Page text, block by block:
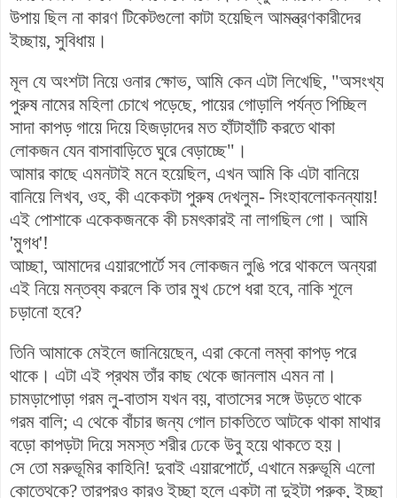
উপায় ছিল না কারণ টিকেটগুলো কাটা হয়েছিল আমন্ত্রণকারীদের
ইচ্ছায়, সুবিধায়।
মূল যে অংশটা নিয়ে ওনার ক্ষোভ, আমি কেন এটা লিখেছি, "অসংখ্য
পুরুষ নামের মহিলা চোখে পড়েছে, পায়ের গোড়ালি পর্যন্ত পিচ্ছিল
সাদা কাপড় গায়ে দিয়ে হিজড়াদের মত হাঁটাহাঁটি করতে থাকা
লোকজন যেন বাসাবাড়িতে ঘুরে বেড়াচ্ছে"।
আমার কাছে এমনটাই মনে হয়েছিল, এখন আমি কি এটা বানিয়ে
বানিয়ে লিখব, ওহ, কী একেকটা পুরুষ দেখলুম- সিংহাবলোকনন্যায়!
এই পোশাকে একেকজনকে কী চমৎকারই না লাগছিল গো। আমি
'মুগধ'!
আচ্ছা, আমাদের এয়ারপোর্টে সব লোকজন লুঙি পরে থাকলে অন্যরা
এই নিয়ে মন্তব্য করলে কি তার মুখ চেপে ধরা হবে, নাকি শূলে
চড়ানো হবে?
তিনি আমাকে মেইলে জানিয়েছেন, এরা কেনো লম্বা কাপড় পরে
থাকে। এটা এই প্রথম তাঁর কাছ থেকে জানলাম এমন না।
চামড়াপোড়া গরম লু-বাতাস যখন বয়, বাতাসের সঙ্গে উড়তে থাকে
গরম বালি; এ থেকে বাঁচার জন্য গোল চাকতিতে আটকে থাকা মাথার
বড়ো কাপড়টা দিয়ে সমস্ত শরীর ঢেকে উবু হয়ে থাকতে হয়।
সে তো মরুভূমির কাহিনি! দুবাই এয়ারপোর্টে, এখানে মরুভূমি এলো
কোত্থেকে? তারপরও কারও ইচ্ছা হলে একটা না দুইটা পরুক, ইচ্ছা